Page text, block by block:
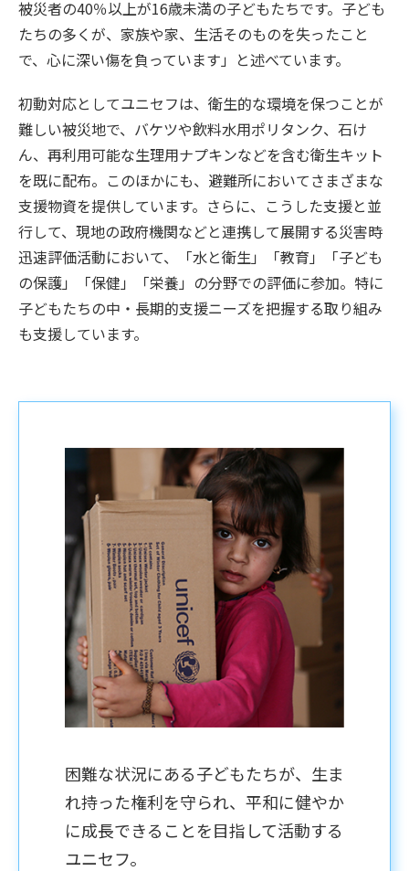
被災者の40％以上が16歳未満の子どもたちです。子ども
たちの多くが、家族や家、生活そのものを失ったこと
で、心に深い傷を負っています」と述べています。
初動対応としてユニセフは、衛生的な環境を保つことが
難しい被災地で、バケツや飲料水用ポリタンク、石け
ん、再利用可能な生理用ナプキンなどを含む衛生キット
を既に配布。このほかにも、避難所においてさまざまな
支援物資を提供しています。さらに、こうした支援と並
行して、現地の政府機関などと連携して展開する災害時
迅速評価活動において、「水と衛生」「教育」「子ども
の保護」「保健」「栄養」の分野での評価に参加。特に
子どもたちの中・長期的支援ニーズを把握する取り組み
も支援しています。
困難な状況にある子どもたちが、生ま
れ持った権利を守られ、平和に健やか
に成長できることを目指して活動する
ユニセフ。